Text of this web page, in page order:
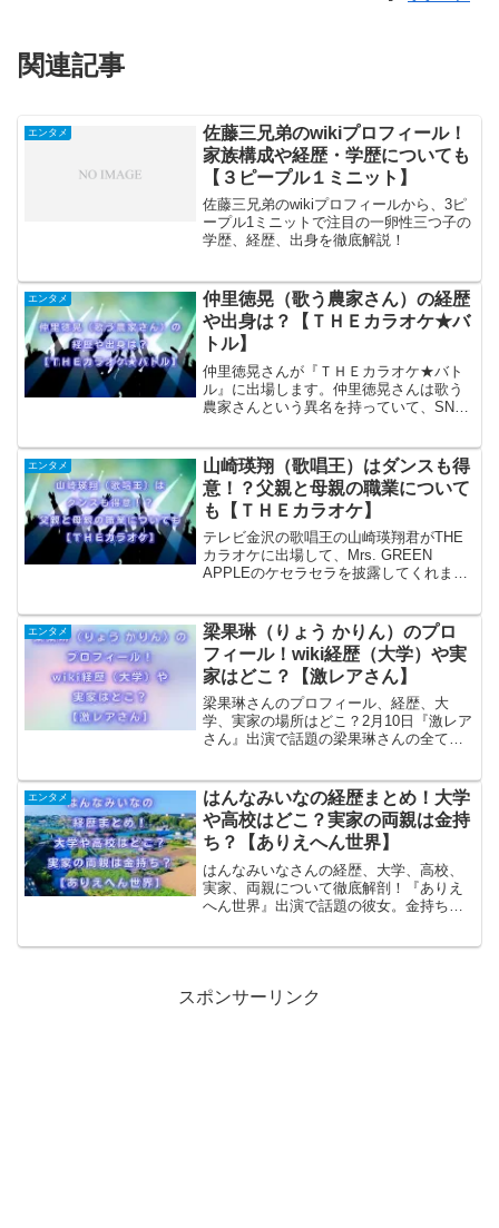
関連記事
エンタメ
佐藤三兄弟のwikiプロフィール！
家族構成や経歴・学歴についても
【３ピープル１ミニット】
佐藤三兄弟のwikiプロフィールから、3ピ
ープル1ミニットで注目の一卵性三つ子の
学歴、経歴、出身を徹底解説！
エンタメ
仲里徳晃（歌う農家さん）の経歴
や出身は？【ＴＨＥカラオケ★バ
トル】
仲里徳晃さんが『ＴＨＥカラオケ★バト
ル』に出場します。仲里徳晃さんは歌う
農家さんという異名を持っていて、SNS
イナミック琉球」良かった👏👏👏♬全国
歌うまスターNo.1...
エンタメ
山崎瑛翔（歌唱王）はダンスも得
意！？父親と母親の職業について
も【ＴＨＥカラオケ】
テレビ金沢の歌唱王の山崎瑛翔君がTHE
カラオケに出場して、Mrs. GREEN
APPLEのケセラセラを披露してくれま
の職業についても調査！
エンタメ
梁果琳（りょう かりん）のプロ
フィール！wiki経歴（大学）や実
家はどこ？【激レアさん】
梁果琳さんのプロフィール、経歴、大
学、実家の場所はどこ？2月10日『激レア
さん』出演で話題の梁果琳さんの全てを
エンタメ
はんなみいなの経歴まとめ！大学
や高校はどこ？実家の両親は金持
ち？【ありえへん世界】
はんなみいなさんの経歴、大学、高校、
実家、両親について徹底解剖！『ありえ
へん世界』出演で話題の彼女。金持ちな
スポンサーリンク